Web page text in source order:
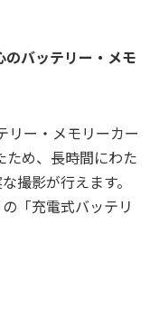
バッテリー・メモ
リー・メモリーカー
ため、長時間にわた
撮影が行えます。
「充電式バッテリ